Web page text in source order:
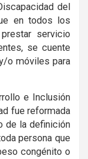
del
en todos los
servicio
se cuente
o móviles para
e Inclusión
fue reformada
de la definición
persona que
congénito o